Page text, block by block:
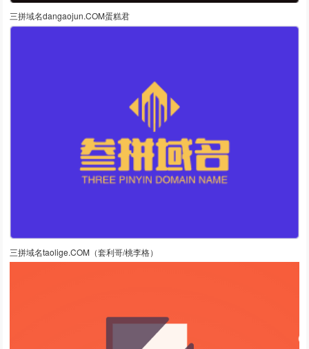
三拼域名dangaojun.COM蛋糕君
三拼域名taolige.COM（套利哥/桃李格）